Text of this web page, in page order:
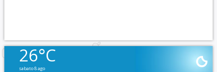
26°C
sabato 8 ago